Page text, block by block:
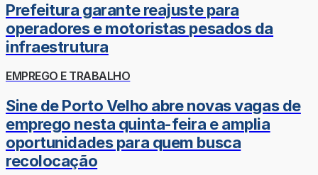
Prefeitura garante reajuste para
operadores e motoristas pesados da
infraestrutura
EMPREGO E TRABALHO
Sine de Porto Velho abre novas vagas de
emprego nesta quinta-feira e amplia
oportunidades para quem busca
recolocação